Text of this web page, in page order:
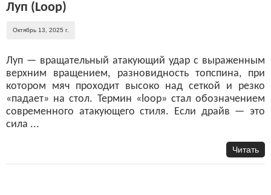
Луп (Loop)
Октябрь 13, 2025 г.
Луп — вращательный атакующий удар с выраженным
верхним вращением, разновидность топспина, при
котором мяч проходит высоко над сеткой и резко
«падает» на стол. Термин «loop» стал обозначением
современного атакующего стиля. Если драйв — это
сила ...
Читать